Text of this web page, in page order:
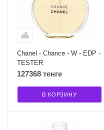
Chanel - Chance - W - EDP -
TESTER
127368 тенге
В КОРЗИНУ